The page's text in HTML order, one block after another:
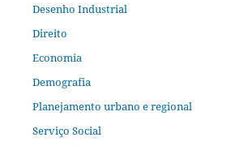
Desenho Industrial
Direito
Economia
Demografia
Planejamento urbano e regional
Serviço Social